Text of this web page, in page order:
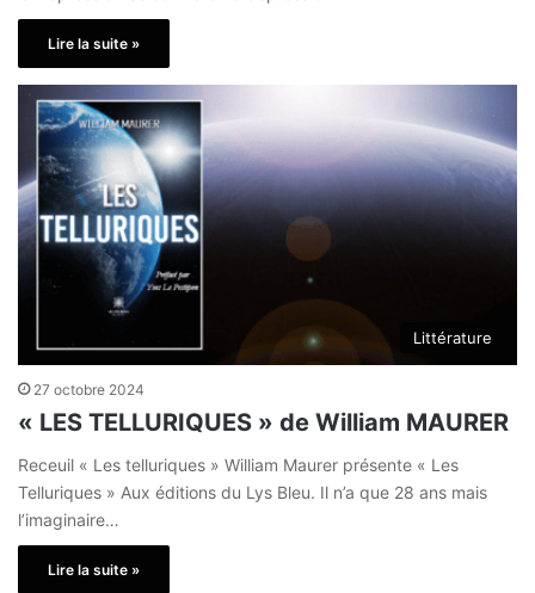
Lire la suite »
Littérature
27 octobre 2024
« LES TELLURIQUES » de William MAURER
Receuil « Les telluriques » William Maurer présente « Les
Telluriques » Aux éditions du Lys Bleu. Il n’a que 28 ans mais
l’imaginaire…
Lire la suite »